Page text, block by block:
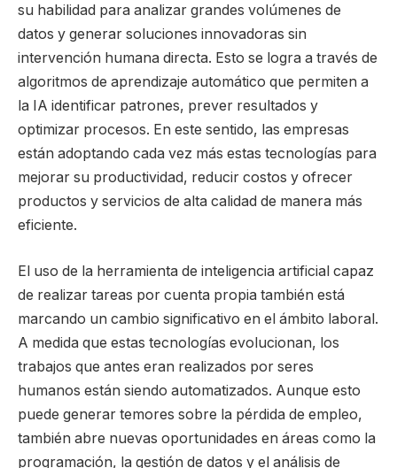
su habilidad para analizar grandes volúmenes de
datos y generar soluciones innovadoras sin
intervención humana directa. Esto se logra a través de
algoritmos de aprendizaje automático que permiten a
la IA identificar patrones, prever resultados y
optimizar procesos. En este sentido, las empresas
están adoptando cada vez más estas tecnologías para
mejorar su productividad, reducir costos y ofrecer
productos y servicios de alta calidad de manera más
eficiente.
El uso de la herramienta de inteligencia artificial capaz
de realizar tareas por cuenta propia también está
marcando un cambio significativo en el ámbito laboral.
A medida que estas tecnologías evolucionan, los
trabajos que antes eran realizados por seres
humanos están siendo automatizados. Aunque esto
puede generar temores sobre la pérdida de empleo,
también abre nuevas oportunidades en áreas como la
programación, la gestión de datos y el análisis de